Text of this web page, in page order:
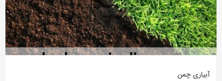
آبیاری چمن